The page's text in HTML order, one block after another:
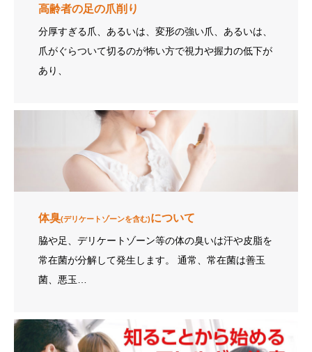
高齢者の足の爪削り
分厚すぎる爪、あるいは、変形の強い爪、あるいは、
爪がぐらついて切るのが怖い方で視力や握力の低下が
あり、
体臭(デリケートゾーンを含む)について
脇や足、デリケートゾーン等の体の臭いは汗や皮脂を
常在菌が分解して発生します。 通常、常在菌は善玉
菌、悪玉…